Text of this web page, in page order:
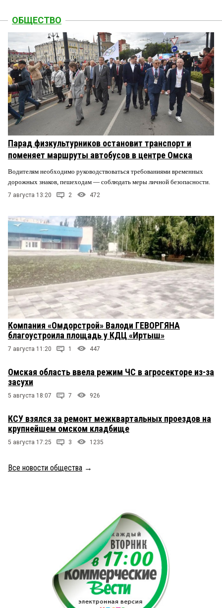
ОБЩЕСТВО
Парад физкультурников остановит транспорт и
поменяет маршруты автобусов в центре Омска
Водителям необходимо руководствоваться требованиями временных
дорожных знаков, пешеходам — соблюдать меры личной безопасности.
7 августа 13:20 2 472
Компания «Омдорстрой» Валоди ГЕВОРГЯНА
благоустроила площадь у КДЦ «Иртыш»
7 августа 11:20 1 447
Омская область ввела режим ЧС в агросекторе из-за
засухи
5 августа 18:07 7 926
КСУ взялся за ремонт межквартальных проездов на
крупнейшем омском кладбище
5 августа 17:25 3 1235
Все новости общества →